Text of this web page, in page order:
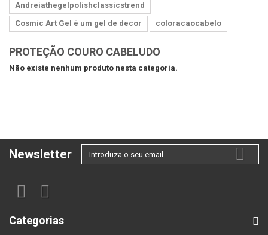
Andreiathegelpolishclassicstrend
Cosmic Art Gel é um gel de decor
coloracaocabelo
PROTEÇÃO COURO CABELUDO
Não existe nenhum produto nesta categoria.
Newsletter
Categorias